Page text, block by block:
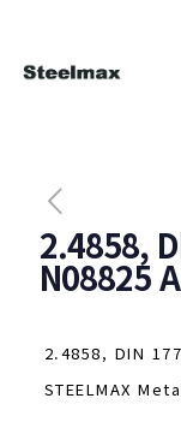
2.4858,
N08825
2.4858, DIN
STEELMAX